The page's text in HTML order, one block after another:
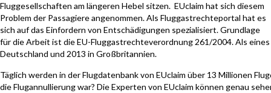
Fluggesellschaften am längeren Hebel sitzen. EUclaim hat sich diesem
Problem der Passagiere angenommen. Als Fluggastrechteportal hat es
sich auf das Einfordern von Entschädigungen spezialisiert. Grundlage
für die Arbeit ist die EU-Fluggastrechteverordnung 261/2004. Als
Deutschland und 2013 in Großbritannien.
Täglich werden in der Flugdatenbank von EUclaim über 13 Millionen
die Flugannullierung war? Die Experten von EUclaim können genau